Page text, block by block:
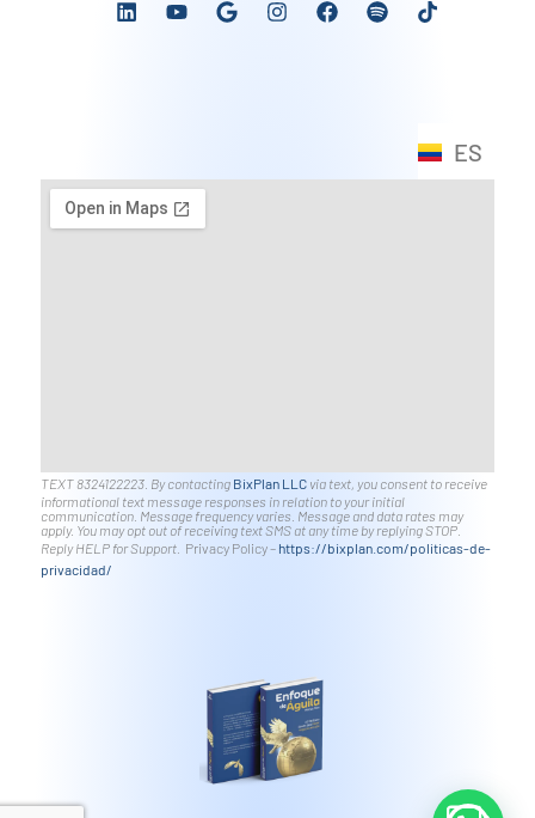
ES
EN
TEXT 8324122223. By contacting BixPlan LLCvia text, you consent to receive
informational text message responses in relation to your initial
communication. Message frequency varies. Message and data rates may
apply. You may opt out of receiving text SMS at any time by replying STOP.
Reply HELP for Support. Privacy Policy – https://bixplan.com/politicas-de-
privacidad/